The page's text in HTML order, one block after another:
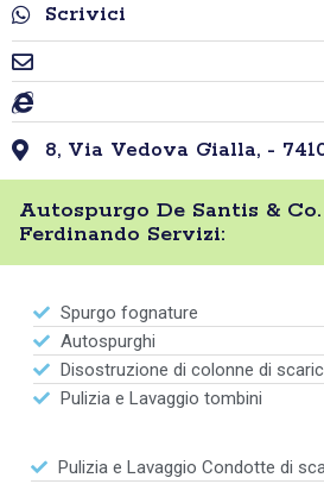
Scrivici
8, Via Vedova Gialla, -
Autospurgo De Santis &
Ferdinando Servizi:
Spurgo fognature
Autospurghi
Disostruzione di colonne di
Pulizia e Lavaggio tombini
Pulizia e Lavaggio Condotte di